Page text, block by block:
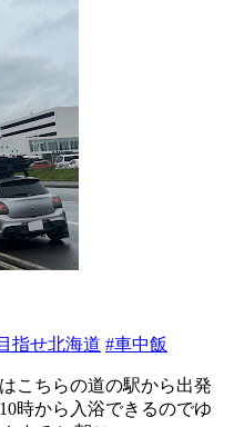
指せ北海道 #車中飯
こちらの道の駅から出発
時から入浴できるのでゆ